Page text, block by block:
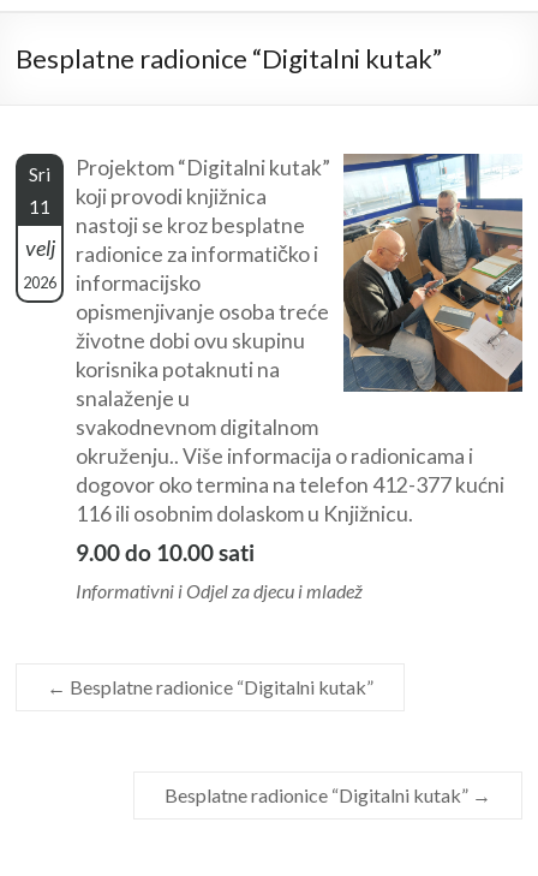
Besplatne radionice “Digitalni kutak”
Sri
11
velj
2026
Projektom “Digitalni kutak”
koji provodi knjižnica
nastoji se kroz besplatne
radionice za informatičko i
informacijsko
opismenjivanje osoba treće
životne dobi ovu skupinu
korisnika potaknuti na
snalaženje u
svakodnevnom digitalnom
okruženju.. Više informacija o radionicama i
dogovor oko termina na telefon 412-377 kućni
116 ili osobnim dolaskom u Knjižnicu.
9.00 do 10.00 sati
Informativni i Odjel za djecu i mladež
← Besplatne radionice “Digitalni kutak”
Besplatne radionice “Digitalni kutak” →